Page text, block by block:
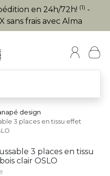
en 24h/72h! (1) -
sans frais avec Alma
design
3 places en tissu effet
3 places en tissu
clair OSLO